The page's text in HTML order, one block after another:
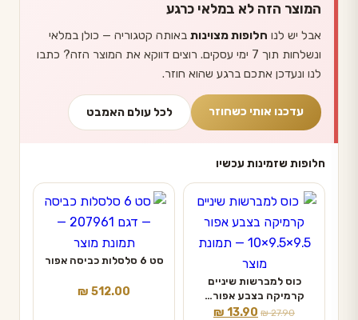
המוצר הזה לא במלאי כרגע
אבל יש לנו חלופות מצוינות באותה קטגוריה — כולן במלאי
ונשלחות תוך 7 ימי עסקים. רוצים דווקא את המוצר הזה? כתבו
לנו ונעדכן אתכם ברגע שהוא חוזר.
עדכנו אותי כשחוזר לכל עולם האמבט
חלופות שזמינות עכשיו
כוס למברשות שיניים
קרמיקה בצבע אפור…
₪27.90
המחיר ₪ 13.90
המחיר
סט 6 סלסלות כביסה אפור
₪ 512.00